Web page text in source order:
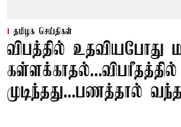
தமிழக செய்திகள்
விபத்தில் உதவியபோது
கள்ளக்காதல்...விபரீதத்தில்
முடிந்தது...பணத்தால்